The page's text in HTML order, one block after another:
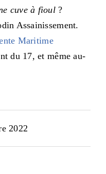
cuve à fioul ?
Assainissement.
Maritime
du 17, et même au-
2022